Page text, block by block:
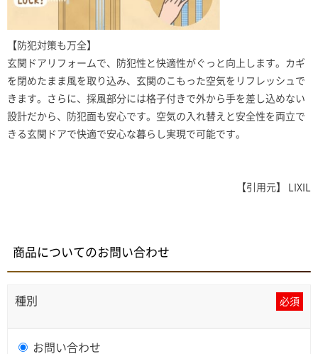
【防犯対策も万全】
玄関ドアリフォームで、防犯性と快適性がぐっと向上します。カギ
を閉めたまま風を取り込み、玄関のこもった空気をリフレッシュで
きます。さらに、採風部分には格子付きで外から手を差し込めない
設計だから、防犯面も安心です。空気の入れ替えと安全性を両立で
きる玄関ドアで快適で安心な暮らし実現で可能です。
【引用元】 LIXIL
商品についてのお問い合わせ
種別 必須
お問い合わせ